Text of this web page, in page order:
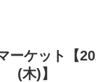
ーケット【
(木)】